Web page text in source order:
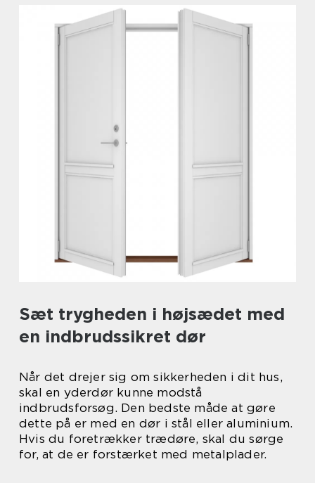
Sæt trygheden i højsædet med
en indbrudssikret dør
Når det drejer sig om sikkerheden i dit hus,
skal en yderdør kunne modstå
indbrudsforsøg. Den bedste måde at gøre
dette på er med en dør i stål eller aluminium.
Hvis du foretrækker trædøre, skal du sørge
for, at de er forstærket med metalplader.